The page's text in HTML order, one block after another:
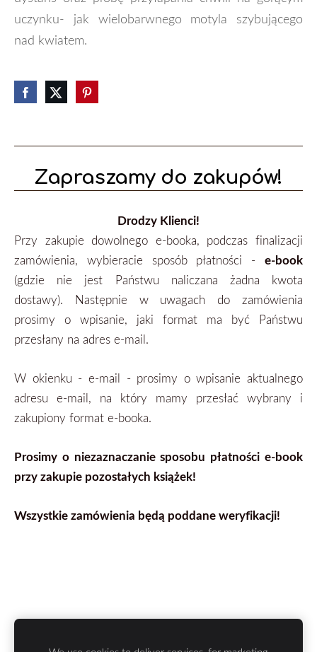
Zapraszamy do zakupów!
Drodzy Klienci!
Przy zakupie dowolnego e-booka, podczas finalizacji
zamówienia, wybieracie sposób płatności - e-book
(gdzie nie jest Państwu naliczana żadna kwota
dostawy). Następnie w uwagach do zamówienia
prosimy o wpisanie, jaki format ma być Państwu
przesłany na adres e-mail.
W okienku - e-mail - prosimy o wpisanie aktualnego
adresu e-mail, na który mamy przesłać wybrany i
zakupiony format e-booka.
Prosimy o niezaznaczanie sposobu płatności e-book
przy zakupie pozostałych książek!
Wszystkie zamówienia będą poddane weryfikacji!
uczynku- jak wielobarwnego motyla szybującego
nad kwiatem.